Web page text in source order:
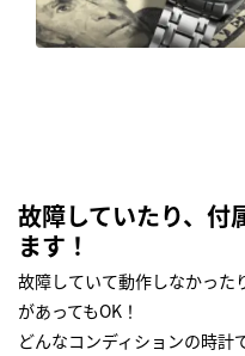
故障していたり、付
ます！
故障していて動作しなかった
があってもOK！
どんなコンディションの時計